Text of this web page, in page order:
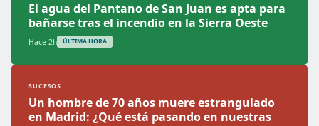
El agua del Pantano de San Juan es apta para
bañarse tras el incendio en la Sierra Oeste
Hace 2h ÚLTIMA HORA
SUCESOS
Un hombre de 70 años muere estrangulado
en Madrid: ¿Qué está pasando en nuestras